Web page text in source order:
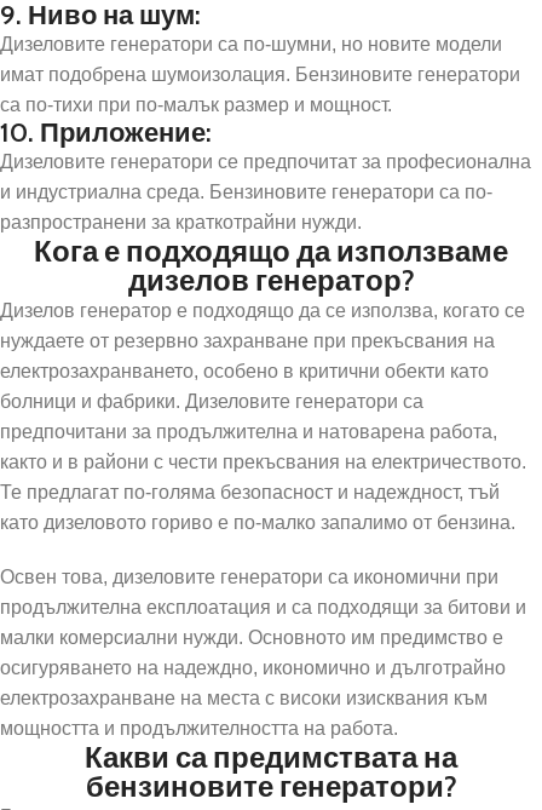
9. Ниво на шум:
Дизеловите генератори са по-шумни, но новите модели
имат подобрена шумоизолация. Бензиновите генератори
са по-тихи при по-малък размер и мощност.
10. Приложение:
Дизеловите генератори се предпочитат за професионална
и индустриална среда. Бензиновите генератори са по-
разпространени за краткотрайни нужди.
Кога е подходящо да използваме
дизелов генератор?
Дизелов генератор е подходящо да се използва, когато се
нуждаете от резервно захранване при прекъсвания на
електрозахранването, особено в критични обекти като
болници и фабрики. Дизеловите генератори са
предпочитани за продължителна и натоварена работа,
както и в райони с чести прекъсвания на електричеството.
Те предлагат по-голяма безопасност и надеждност, тъй
като дизеловото гориво е по-малко запалимо от бензина.
Освен това, дизеловите генератори са икономични при
продължителна експлоатация и са подходящи за битови и
малки комерсиални нужди. Основното им предимство е
осигуряването на надеждно, икономично и дълготрайно
електрозахранване на места с високи изисквания към
мощността и продължителността на работа.
Какви са предимствата на
бензиновите генератори?